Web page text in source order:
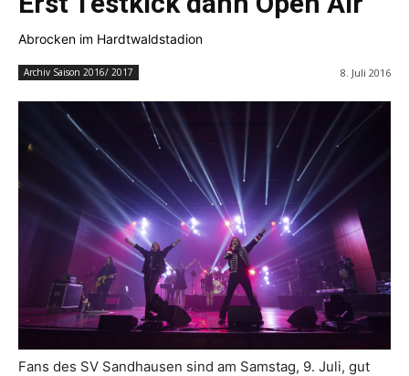
Abrocken im Hardtwaldstadion
Archiv Saison 2016/ 2017 8. Juli 2016
Fans des SV Sandhausen sind am Samstag, 9. Juli, gut